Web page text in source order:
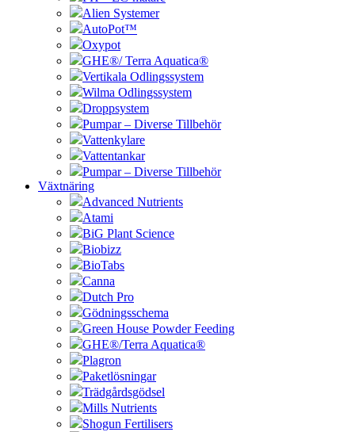
Alien Systemer
AutoPot™
Oxypot
GHE®/ Terra Aquatica®
Vertikala Odlingssystem
Wilma Odlingssystem
Droppsystem
Pumpar – Diverse Tillbehör
Vattenkylare
Vattentankar
Pumpar – Diverse Tillbehör
Växtnäring
Advanced Nutrients
Atami
BiG Plant Science
Biobizz
BioTabs
Canna
Dutch Pro
Gödningsschema
Green House Powder Feeding
GHE®/Terra Aquatica®
Plagron
Paketlösningar
Trädgårdsgödsel
Mills Nutrients
Shogun Fertilisers